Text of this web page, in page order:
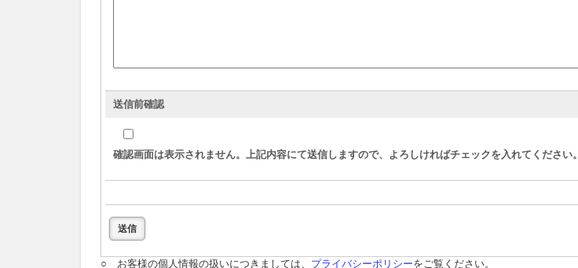
送信前確認
確認画面は表示されません。上記内容にて送信しますので、よろしければチェックを入れてください。
○ お客様の個人情報の扱いにつきましては、 プライバシーポリシーをご覧ください。